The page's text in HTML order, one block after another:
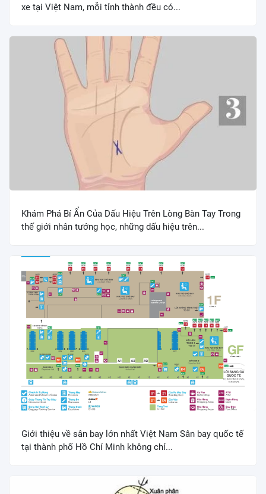
xe tại Việt Nam, mỗi tỉnh thành đều có...
Khám Phá Bí Ẩn Của Dấu Hiệu Trên Lòng Bàn Tay Trong
thế giới nhân tướng học, những dấu hiệu trên...
Giới thiệu về sân bay lớn nhất Việt Nam Sân bay quốc tế
tại thành phố Hồ Chí Minh không chỉ...